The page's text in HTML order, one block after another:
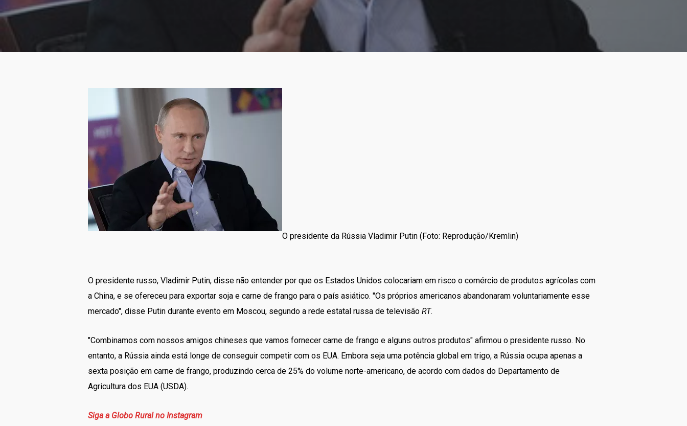
O presidente da Rússia Vladimir Putin (Foto: Reprodução/Kremlin)
O presidente russo, Vladimir Putin, disse não entender por que os Estados Unidos colocariam em risco o comércio de produtos agrícolas com
a China, e se ofereceu para exportar soja e carne de frango para o país asiático. "Os próprios americanos abandonaram voluntariamente esse
mercado", disse Putin durante evento em Moscou, segundo a rede estatal russa de televisão RT.
"Combinamos com nossos amigos chineses que vamos fornecer carne de frango e alguns outros produtos" afirmou o presidente russo. No
entanto, a Rússia ainda está longe de conseguir competir com os EUA. Embora seja uma potência global em trigo, a Rússia ocupa apenas a
sexta posição em carne de frango, produzindo cerca de 25% do volume norte-americano, de acordo com dados do Departamento de
Agricultura dos EUA (USDA).
Siga a Globo Rural no Instagram